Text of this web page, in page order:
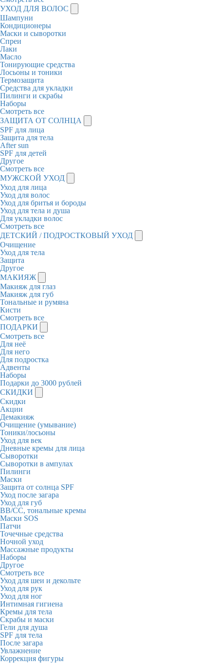
УХОД ДЛЯ ВОЛОС
Шампуни
Кондиционеры
Маски и сыворотки
Спреи
Лаки
Масло
Тонирующие средства
Лосьоны и тоники
Термозащита
Средства для укладки
Пилинги и скрабы
Наборы
Смотреть все
ЗАЩИТА ОТ СОЛНЦА
SPF для лица
Защита для тела
After sun
SPF для детей
Другое
Смотреть все
МУЖСКОЙ УХОД
Уход для лица
Уход для волос
Уход для бритья и бороды
Уход для тела и душа
Для укладки волос
Смотреть все
ДЕТСКИЙ / ПОДРОСТКОВЫЙ УХОД
Очищение
Уход для тела
Защита
Другое
МАКИЯЖ
Макияж для глаз
Макияж для губ
Тональные и румяна
Кисти
Смотреть все
ПОДАРКИ
Смотреть все
Для неё
Для него
Для подростка
Адвенты
Наборы
Подарки до 3000 рублей
СКИДКИ
Скидки
Акции
Демакияж
Очищение (умывание)
Тоники/лосьоны
Уход для век
Дневные кремы для лица
Сыворотки
Сыворотки в ампулах
Пилинги
Маски
Защита от солнца SPF
Уход после загара
Уход для губ
BB/CC, тональные кремы
Маски SOS
Патчи
Точечные средства
Ночной уход
Массажные продукты
Наборы
Другое
Смотреть все
Уход для шеи и декольте
Уход для рук
Уход для ног
Интимная гигиена
Кремы для тела
Скрабы и маски
Гели для душа
SPF для тела
После загара
Увлажнение
Коррекция фигуры